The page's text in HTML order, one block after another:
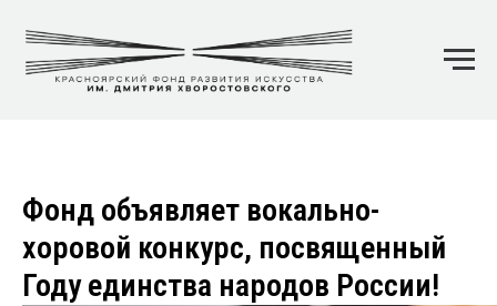
Фонд объявляет вокально-
хоровой конкурс, посвященный
Году единства народов России!